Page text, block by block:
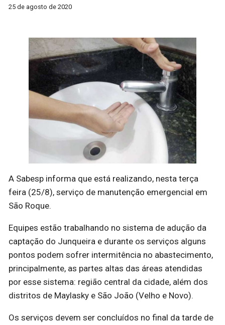
25 de agosto de 2020
A Sabesp informa que está realizando, nesta terça
feira (25/8), serviço de manutenção emergencial em
São Roque.
Equipes estão trabalhando no sistema de adução da
captação do Junqueira e durante os serviços alguns
pontos podem sofrer intermitência no abastecimento,
principalmente, as partes altas das áreas atendidas
por esse sistema: região central da cidade, além dos
distritos de Maylasky e São João (Velho e Novo).
Os serviços devem ser concluídos no final da tarde de